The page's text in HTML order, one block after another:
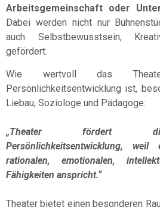
Arbeitsgemeinschaft oder
Dabei werden nicht nur
auch Selbstbewusstsein,
gefördert.
Wie wertvoll das
Persönlichkeitsentwicklung ist,
Liebau, Soziologe und Pädagoge:
„Theater fördert
Persönlichkeitsentwicklung,
rationalen, emotionalen,
Fähigkeiten anspricht.“
Theater bietet einen besonderen